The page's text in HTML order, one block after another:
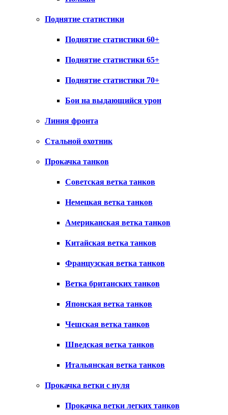
Поднятие статистики
Поднятие статистики 60+
Поднятие статистики 65+
Поднятие статистики 70+
Бои на выдающийся урон
Линия фронта
Стальной охотник
Прокачка танков
Советская ветка танков
Немецкая ветка танков
Американская ветка танков
Китайская ветка танков
Французская ветка танков
Ветка британских танков
Японская ветка танков
Чешская ветка танков
Шведская ветка танков
Итальянская ветка танков
Прокачка ветки с нуля
Прокачка ветки легких танков